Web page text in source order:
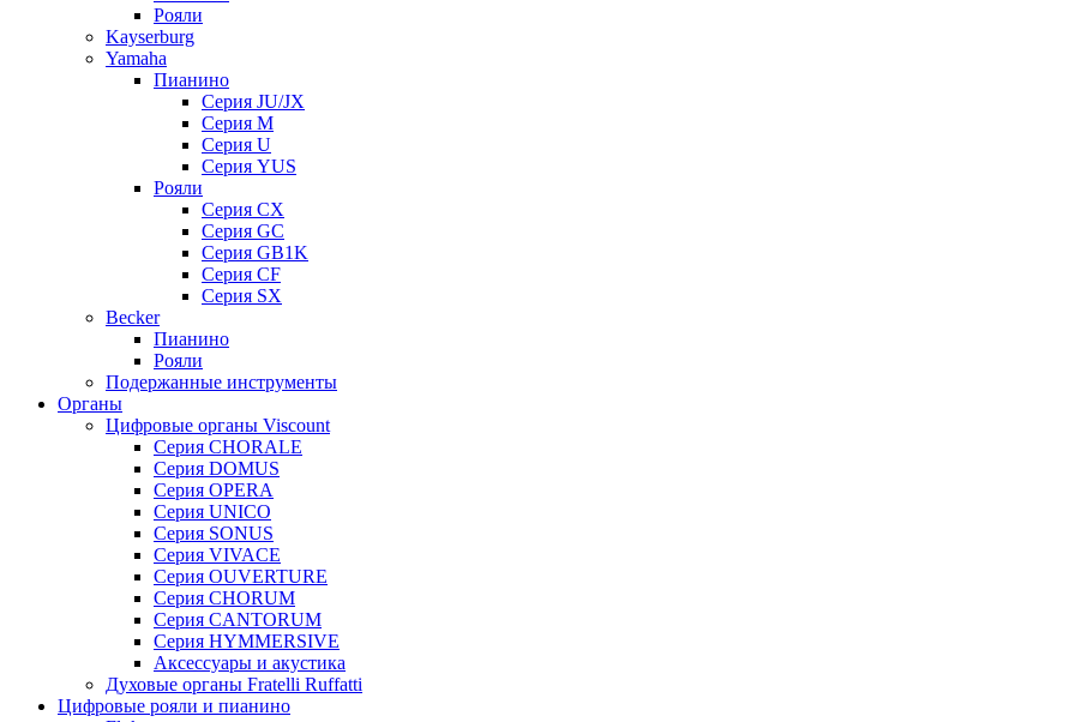
Рояли
Kayserburg
Yamaha
Пианино
Серия JU/JX
Серия M
Серия U
Серия YUS
Рояли
Серия CX
Серия GC
Серия GB1K
Серия CF
Серия SX
Becker
Пианино
Рояли
Подержанные инструменты
Органы
Цифровые органы Viscount
Серия CHORALE
Серия DOMUS
Серия OPERA
Серия UNICO
Серия SONUS
Серия VIVACE
Серия OUVERTURE
Серия CHORUM
Серия CANTORUM
Серия HYMMERSIVE
Аксессуары и акустика
Духовые органы Fratelli Ruffatti
Цифровые рояли и пианино